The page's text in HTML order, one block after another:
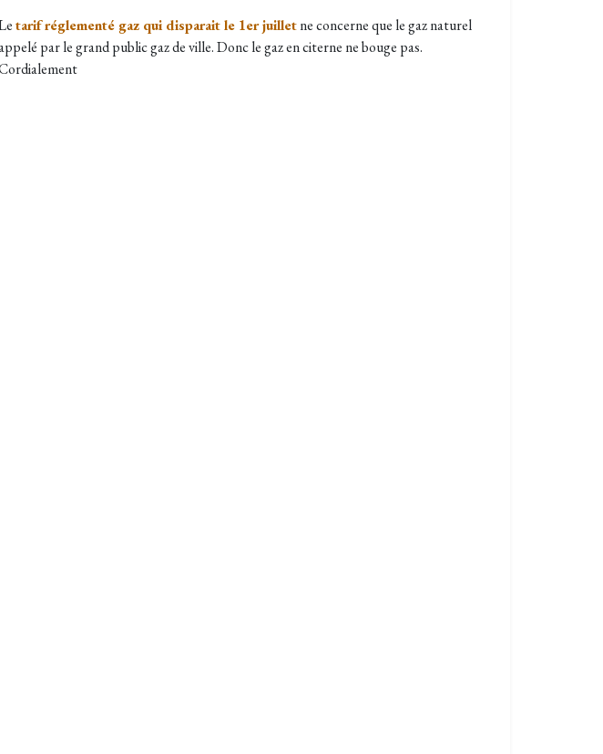
tarif réglementé gaz qui disparait le 1er juilletne concerne que le gaz naturel
par le grand public gaz de ville. Donc le gaz en citerne ne bouge pas.